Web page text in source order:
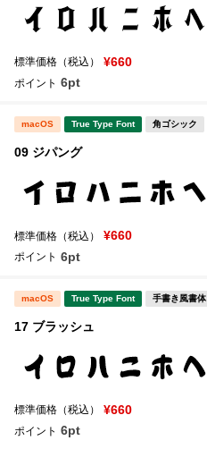
標準価格（税込） ¥660
ポイント 6pt
macOS True Type Font 角ゴシック
09 ジパング
標準価格（税込） ¥660
ポイント 6pt
macOS True Type Font 手書き風書体
17 ブラッシュ
標準価格（税込） ¥660
ポイント 6pt